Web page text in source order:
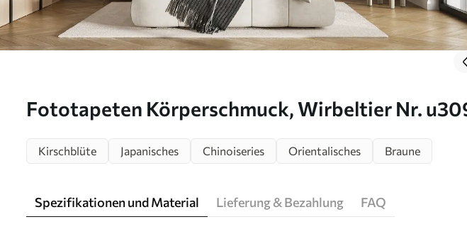
Fototapeten Körperschmuck, Wirbeltier Nr.
Kirschblüte Japanisches Chinoiseries Orientalisches Braune
Spezifikationen und Material Lieferung & Bezahlung FAQ